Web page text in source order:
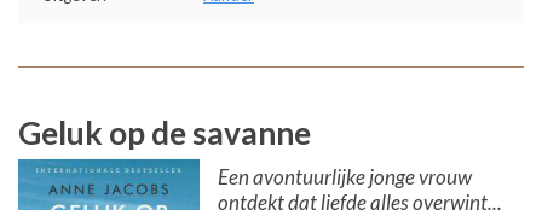
Geluk op de savanne
Een avontuurlijke jonge vrouw
ontdekt dat liefde alles overwint...